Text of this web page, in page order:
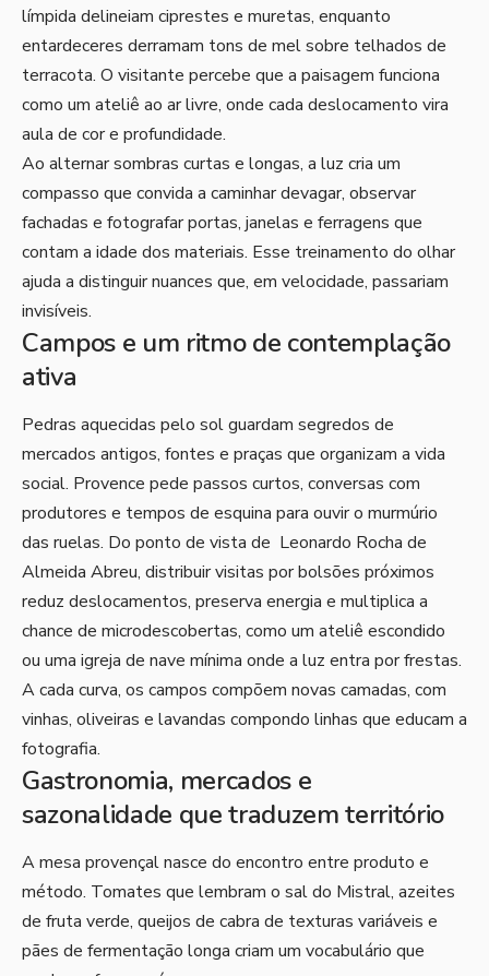
límpida delineiam ciprestes e muretas, enquanto
entardeceres derramam tons de mel sobre telhados de
terracota. O visitante percebe que a paisagem funciona
como um ateliê ao ar livre, onde cada deslocamento vira
aula de cor e profundidade.
Ao alternar sombras curtas e longas, a luz cria um
compasso que convida a caminhar devagar, observar
fachadas e fotografar portas, janelas e ferragens que
contam a idade dos materiais. Esse treinamento do olhar
ajuda a distinguir nuances que, em velocidade, passariam
invisíveis.
Campos e um ritmo de contemplação
ativa
Pedras aquecidas pelo sol guardam segredos de
mercados antigos, fontes e praças que organizam a vida
social. Provence pede passos curtos, conversas com
produtores e tempos de esquina para ouvir o murmúrio
das ruelas. Do ponto de vista de Leonardo Rocha de
Almeida Abreu, distribuir visitas por bolsões próximos
reduz deslocamentos, preserva energia e multiplica a
chance de microdescobertas, como um ateliê escondido
ou uma igreja de nave mínima onde a luz entra por frestas.
A cada curva, os campos compõem novas camadas, com
vinhas, oliveiras e lavandas compondo linhas que educam a
fotografia.
Gastronomia, mercados e
sazonalidade que traduzem território
A mesa provençal nasce do encontro entre produto e
método. Tomates que lembram o sal do Mistral, azeites
de fruta verde, queijos de cabra de texturas variáveis e
pães de fermentação longa criam um vocabulário que